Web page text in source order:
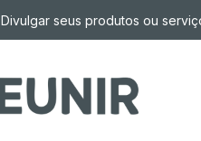
Divulgar seus produtos ou